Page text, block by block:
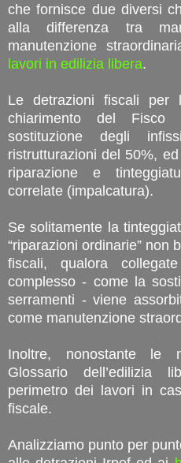
che fornisce due diversi
alla differenza tra
manutenzione
lavori in edilizia libera.
Le detrazioni fiscali per
chiarimento del
sostituzione degli
ristrutturazioni del 50%,
riparazione e
correlate (impalcatura).
Se solitamente la
“riparazioni ordinarie” non
fiscali, qualora
complesso - come la
serramenti - viene
come manutenzione
Inoltre, nonostante le
Glossario dell’edilizia
perimetro dei lavori in
fiscale.
Analizziamo punto per